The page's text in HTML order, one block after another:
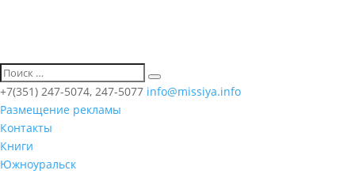
+7(351) 247-5074, 247-5077 info@missiya.info
Размещение рекламы
Контакты
Книги
Южноуральск